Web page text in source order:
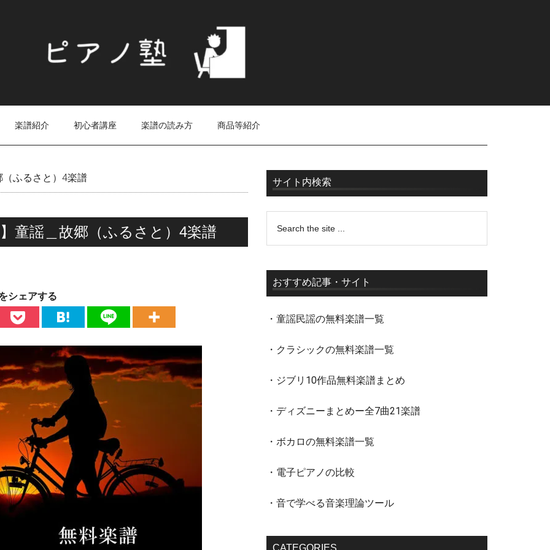
楽譜紹介 初心者講座 楽譜の読み方 商品等紹介
ふるさと）4楽譜
童謡＿故郷（ふるさと）4楽譜
シェアする
サイト内検索
おすすめ記事・サイト
・童謡民謡の無料楽譜一覧
・クラシックの無料楽譜一覧
・ジブリ10作品無料楽譜まとめ
・ディズニーまとめー全7曲21楽譜
・ボカロの無料楽譜一覧
・電子ピアノの比較
・音で学べる音楽理論ツール
CATEGORIES